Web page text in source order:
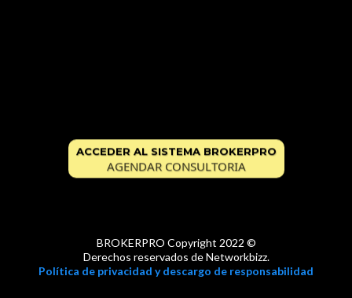
ACCEDER AL SISTEMA BROKERPRO
AGENDAR CONSULTORIA
BROKERPRO Copyright 2022 ©
Derechos reservados de Networkbizz.
Política de privacidad y descargo de responsabilidad